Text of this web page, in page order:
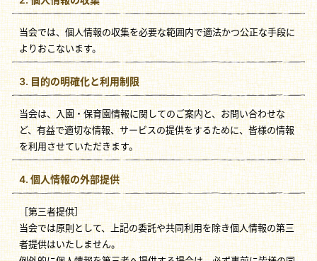
当会では、個人情報の収集を必要な範囲内で適法かつ公正な手段に
よりおこないます。
3. 目的の明確化と利用制限
当会は、入園・保育園情報に関してのご案内と、お問い合わせな
ど、有益で適切な情報、サービスの提供をするために、皆様の情報
を利用させていただきます。
4. 個人情報の外部提供
［第三者提供］
当会では原則として、上記の委託や共同利用を除き個人情報の第三
者提供はいたしません。